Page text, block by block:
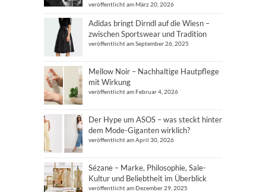
veröffentlicht am März 20, 2026
Adidas bringt Dirndl auf die Wiesn –
zwischen Sportswear und Tradition
veröffentlicht am September 26, 2025
Mellow Noir – Nachhaltige Hautpflege
mit Wirkung
veröffentlicht am Februar 4, 2026
Der Hype um ASOS – was steckt hinter
dem Mode-Giganten wirklich?
veröffentlicht am April 30, 2026
Sézane – Marke, Philosophie, Sale-
Kultur und Beliebtheit im Überblick
veröffentlicht am Dezember 29, 2025